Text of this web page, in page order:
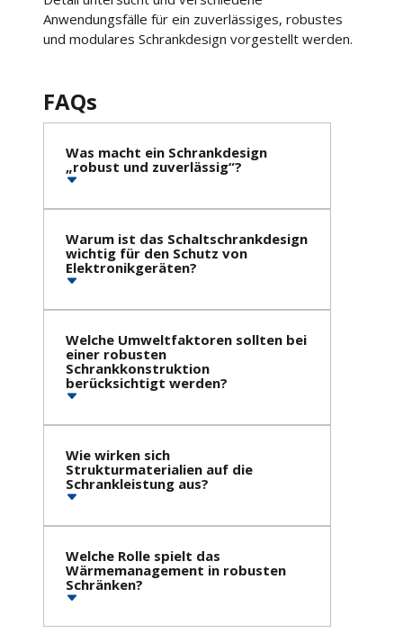
Anwendungsfälle für ein zuverlässiges, robustes
und modulares Schrankdesign vorgestellt werden.
FAQs
Was macht ein Schrankdesign
„robust und zuverlässig“?
Warum ist das Schaltschrankdesign
wichtig für den Schutz von
Elektronikgeräten?
Welche Umweltfaktoren sollten bei
einer robusten
Schrankkonstruktion
berücksichtigt werden?
Wie wirken sich
Strukturmaterialien auf die
Schrankleistung aus?
Welche Rolle spielt das
Wärmemanagement in robusten
Schränken?